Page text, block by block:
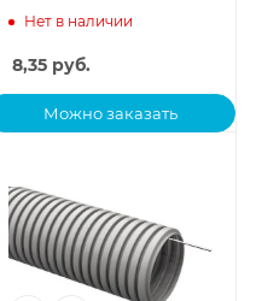
Нет в наличии
8,35руб.
Можно заказать